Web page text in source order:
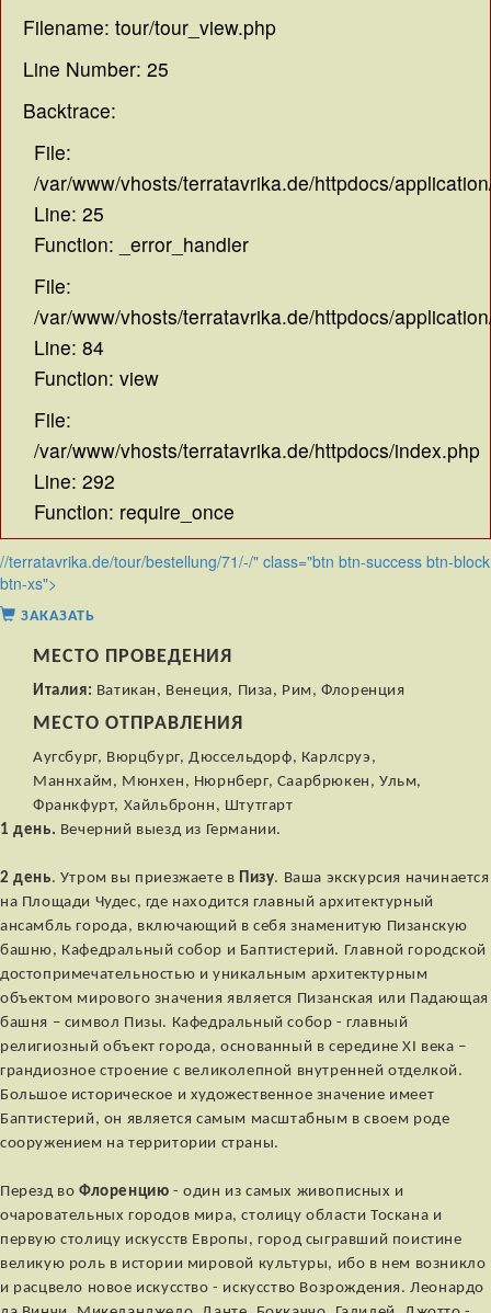
Filename: tour/tour_view.php
Line Number: 25
Backtrace:
File:
/var/www/vhosts/terratavrika.de/httpdocs/
Line: 25
Function: _error_handler
File:
/var/www/vhosts/terratavrika.de/httpdocs/
Line: 84
Function: view
File:
/var/www/vhosts/terratavrika.de/httpdocs/index.php
Line: 292
Function: require_once
//terratavrika.de/tour/bestellung/71/-/" class="btn btn-success btn-block
btn-xs">
ЗАКАЗАТЬ
МЕСТО ПРОВЕДЕНИЯ
Италия: Ватикан, Венеция, Пиза, Рим, Флоренция
МЕСТО ОТПРАВЛЕНИЯ
Аугсбург, Вюрцбург, Дюссельдорф, Карлсруэ,
Маннхайм, Мюнхен, Нюрнберг, Саарбрюкен, Ульм,
Франкфурт, Хайльбронн, Штутгарт
1 день. Вечерний выезд из Германии.
2 день. Утром вы приезжаете в Пизу. Ваша экскурсия начинается
на Площади Чудес, где находится главный архитектурный
ансамбль города, включающий в себя знаменитую Пизанскую
башню, Кафедральный собор и Баптистерий. Главной городской
достопримечательностью и уникальным архитектурным
объектом мирового значения является Пизанская или Падающая
башня – символ Пизы. Кафедральный собор - главный
религиозный объект города, основанный в середине XI века –
грандиозное строение с великолепной внутренней отделкой.
Большое историческое и художественное значение имеет
Баптистерий, он является самым масштабным в своем роде
сооружением на территории страны.
Перезд во Флоренцию - один из самых живописных и
очаровательных городов мира, столицу области Тоскана и
первую столицу искусств Европы, город сыгравший поистине
великую роль в истории мировой культуры, ибо в нем возникло
и расцвело новое искусство - искусство Возрождения. Леонардо